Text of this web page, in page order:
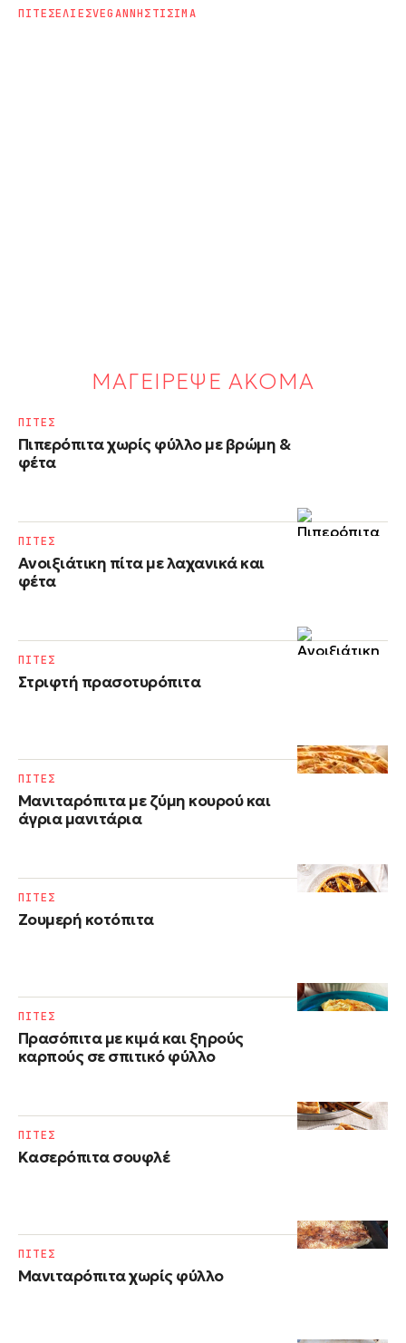
ΠΙΤΕΣΕΛΙΕΣVEGANΝΗΣΤΙΣΙΜΑ
ΜΑΓΕΙΡΕΨΕ ΑΚΟΜΑ
Πιπερόπιτα χωρίς φύλλο με βρώμη &
φέτα
ΠΙΤΕΣ
Ανοιξιάτικη πίτα με λαχανικά και
φέτα
ΠΙΤΕΣ
Στριφτή πρασοτυρόπιτα
ΠΙΤΕΣ
Μανιταρόπιτα με ζύμη κουρού και
άγρια μανιτάρια
ΠΙΤΕΣ
Ζουμερή κοτόπιτα
ΠΙΤΕΣ
Πρασόπιτα με κιμά και ξηρούς
καρπούς σε σπιτικό φύλλο
ΠΙΤΕΣ
Kασερόπιτα σουφλέ
ΠΙΤΕΣ
Μανιταρόπιτα χωρίς φύλλο
ΠΙΤΕΣ